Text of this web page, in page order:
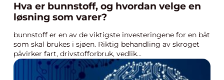
Hva er bunnstoff, og hvordan velge en
løsning som varer?
bunnstoff er en av de viktigste investeringene for en båt
som skal brukes i sjøen. Riktig behandling av skroget
påvirker fart, drivstofforbruk, vedlik...